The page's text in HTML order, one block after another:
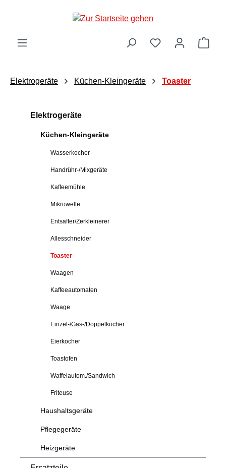
Zum Hauptinhalt springen
Elektrogeräte Küchen-Kleingeräte Toaster
Elektrogeräte
Küchen-Kleingeräte
Wasserkocher
Handrühr-/Mixgeräte
Kaffeemühle
Mikrowelle
Entsafter/Zerkleinerer
Allesschneider
Toaster
Waagen
Kaffeeautomaten
Waage
Einzel-/Gas-/Doppelkocher
Eierkocher
Toastofen
Waffelautom./Sandwich
Friteuse
Haushaltsgeräte
Pflegegeräte
Heizgeräte